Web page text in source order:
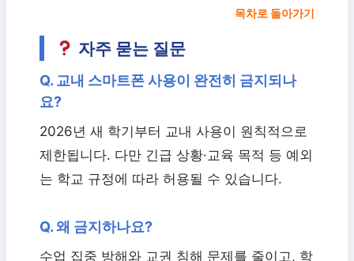
목차로 돌아가기
자주 묻는 질문
Q. 교내 스마트폰 사용이 완전히 금지되나
요?
2026년 새 학기부터 교내 사용이 원칙적으로
제한됩니다. 다만 긴급 상황·교육 목적 등 예외
는 학교 규정에 따라 허용될 수 있습니다.
Q. 왜 금지하나요?
수업 집중 방해와 교권 침해 문제를 줄이고, 학